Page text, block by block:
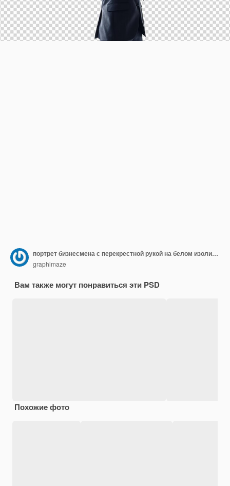
портрет бизнесмена с перекрестной рукой на белом изолированном фоне
graphimaze
Вам также могут понравиться эти PSD
Похожие фото